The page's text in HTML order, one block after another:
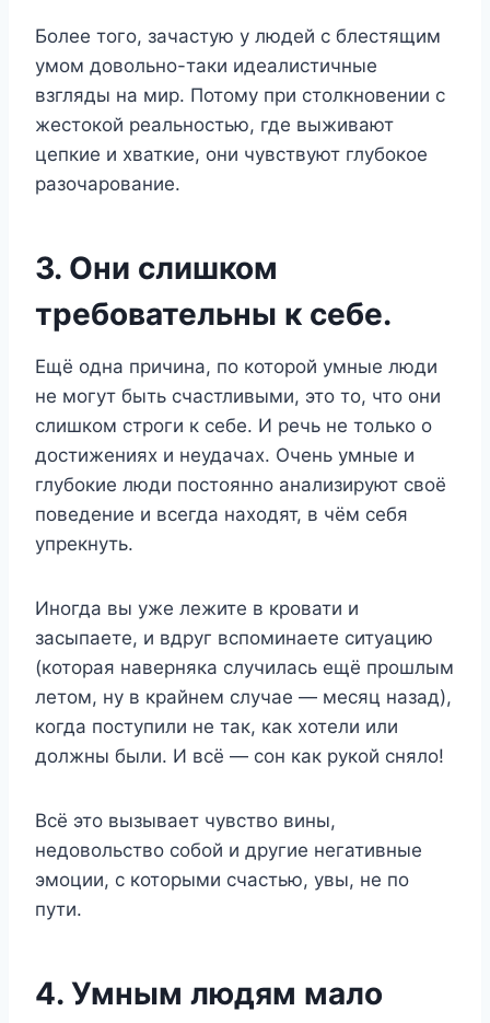
Более того, зачастую у людей с блестящим
умом довольно-таки идеалистичные
взгляды на мир. Потому при столкновении с
жестокой реальностью, где выживают
цепкие и хваткие, они чувствуют глубокое
разочарование.
3. Они слишком
требовательны к себе.
Ещё одна причина, по которой умные люди
не могут быть счастливыми, это то, что они
слишком строги к себе. И речь не только о
достижениях и неудачах. Очень умные и
глубокие люди постоянно анализируют своё
поведение и всегда находят, в чём себя
упрекнуть.
Иногда вы уже лежите в кровати и
засыпаете, и вдруг вспоминаете ситуацию
(которая наверняка случилась ещё прошлым
летом, ну в крайнем случае — месяц назад),
когда поступили не так, как хотели или
должны были. И всё — сон как рукой сняло!
Всё это вызывает чувство вины,
недовольство собой и другие негативные
эмоции, с которыми счастью, увы, не по
пути.
4. Умным людям мало